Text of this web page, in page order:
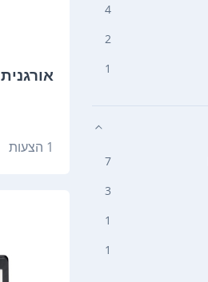
4
2
1
7
3
1
1
‏אורגנית Casio CTS200 קסיו
1 הצעות